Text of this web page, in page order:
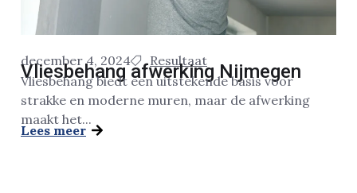
december 4, 2024 Resultaat
Vliesbehang afwerking Nijmegen
Vliesbehang biedt een uitstekende basis voor
strakke en moderne muren, maar de afwerking
maakt het...
Lees meer